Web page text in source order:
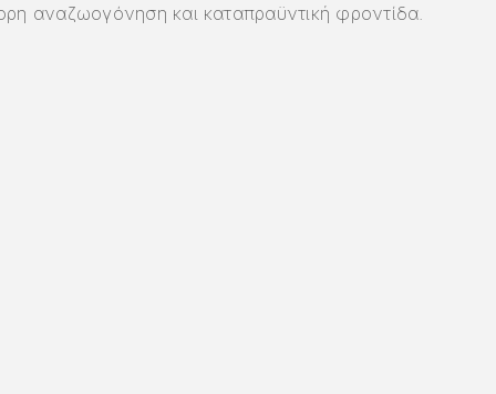
αναζωογόνηση και καταπραϋντική φροντίδα.